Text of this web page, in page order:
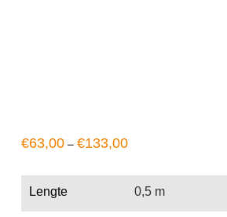
€63,00– €133,00
Lengte